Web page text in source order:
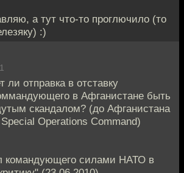
а тут что-то проглючило (то
:)
ли отправка в отставку
в Афганистане быть
скандалом? (до Афганистана
Operations Command)
командующего силами НАТО в